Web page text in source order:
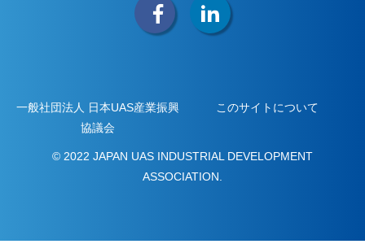
一般社団法人 日本UAS産業振興
協議会
このサイトについて
© 2022 JAPAN UAS INDUSTRIAL DEVELOPMENT
ASSOCIATION.